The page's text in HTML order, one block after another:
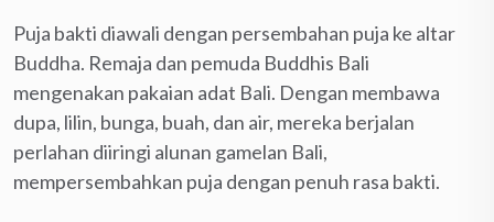
Puja bakti diawali dengan persembahan puja ke altar
Buddha. Remaja dan pemuda Buddhis Bali
mengenakan pakaian adat Bali. Dengan membawa
dupa, lilin, bunga, buah, dan air, mereka berjalan
perlahan diiringi alunan gamelan Bali,
mempersembahkan puja dengan penuh rasa bakti.